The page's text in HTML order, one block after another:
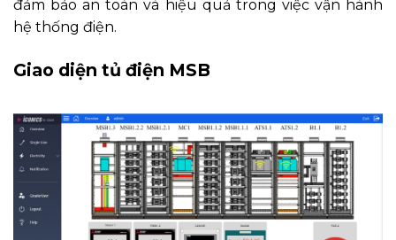
đảm bảo an toàn và hiệu quả trong việc vận hành
hệ thống điện.
Giao diện tủ điện MSB